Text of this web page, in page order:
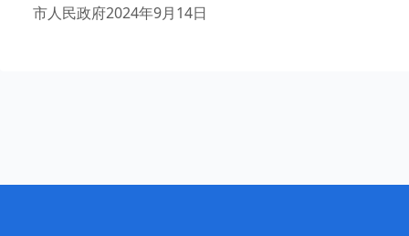
市人民政府2024年9月14日